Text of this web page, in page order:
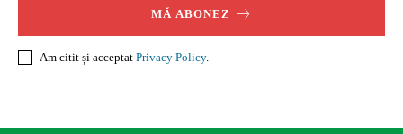
MĂ ABONEZ
Am citit și acceptat Privacy Policy.